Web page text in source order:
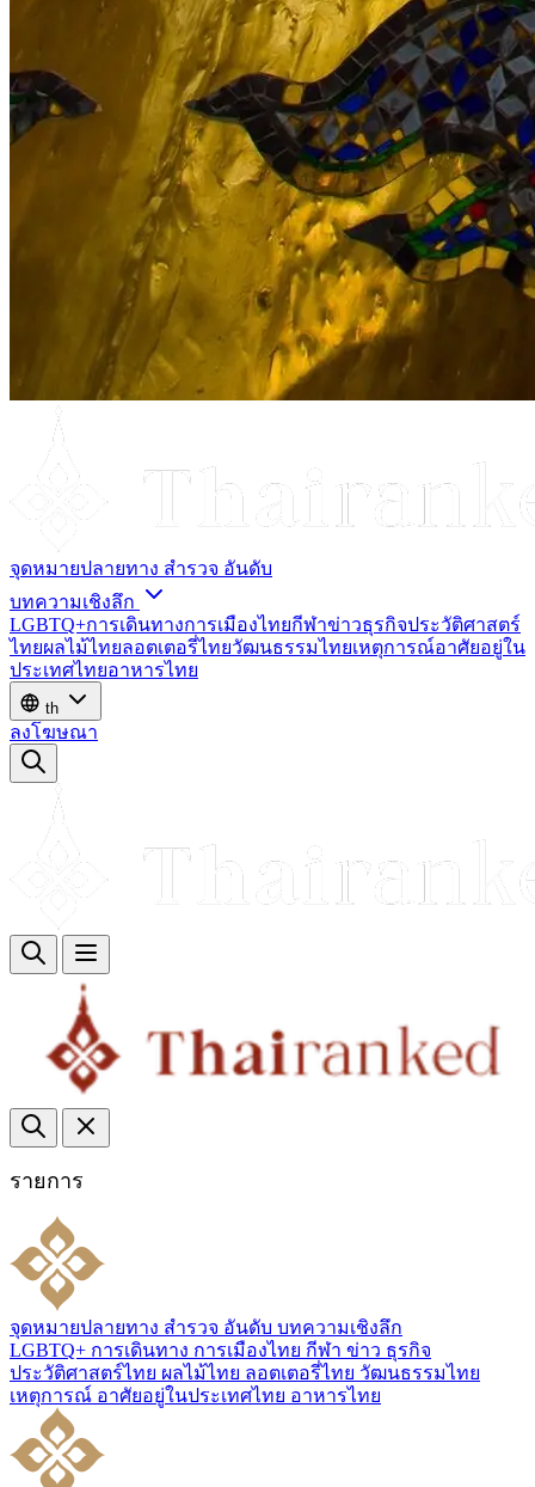
จุดหมายปลายทาง สำรวจ อันดับ
บทความเชิงลึก
LGBTQ+การเดินทางการเมืองไทยกีฬาข่าวธุรกิจประวัติศาสตร์
ไทยผลไม้ไทยลอตเตอรี่ไทยวัฒนธรรมไทยเหตุการณ์อาศัยอยู่ใน
ประเทศไทยอาหารไทย
th
ลงโฆษณา
รายการ
จุดหมายปลายทาง สำรวจ อันดับ บทความเชิงลึก
LGBTQ+ การเดินทาง การเมืองไทย กีฬา ข่าว ธุรกิจ
ประวัติศาสตร์ไทย ผลไม้ไทย ลอตเตอรี่ไทย วัฒนธรรมไทย
เหตุการณ์ อาศัยอยู่ในประเทศไทย อาหารไทย